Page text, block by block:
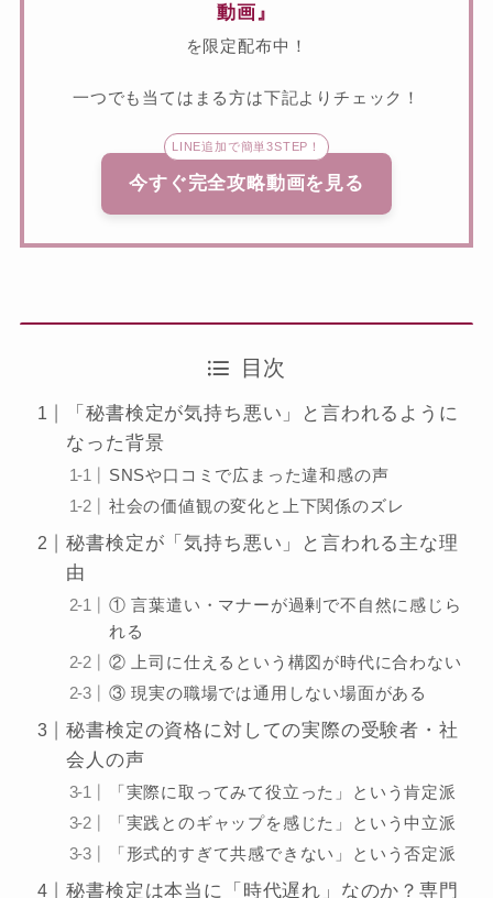
動画』
を限定配布中！
一つでも当てはまる方は下記よりチェック！
LINE追加で簡単3STEP！
今すぐ完全攻略動画を見る
目次
「秘書検定が気持ち悪い」と言われるように
なった背景
SNSや口コミで広まった違和感の声
社会の価値観の変化と上下関係のズレ
秘書検定が「気持ち悪い」と言われる主な理
由
① 言葉遣い・マナーが過剰で不自然に感じら
れる
② 上司に仕えるという構図が時代に合わない
③ 現実の職場では通用しない場面がある
秘書検定の資格に対しての実際の受験者・社
会人の声
「実際に取ってみて役立った」という肯定派
「実践とのギャップを感じた」という中立派
「形式的すぎて共感できない」という否定派
秘書検定は本当に「時代遅れ」なのか？専門